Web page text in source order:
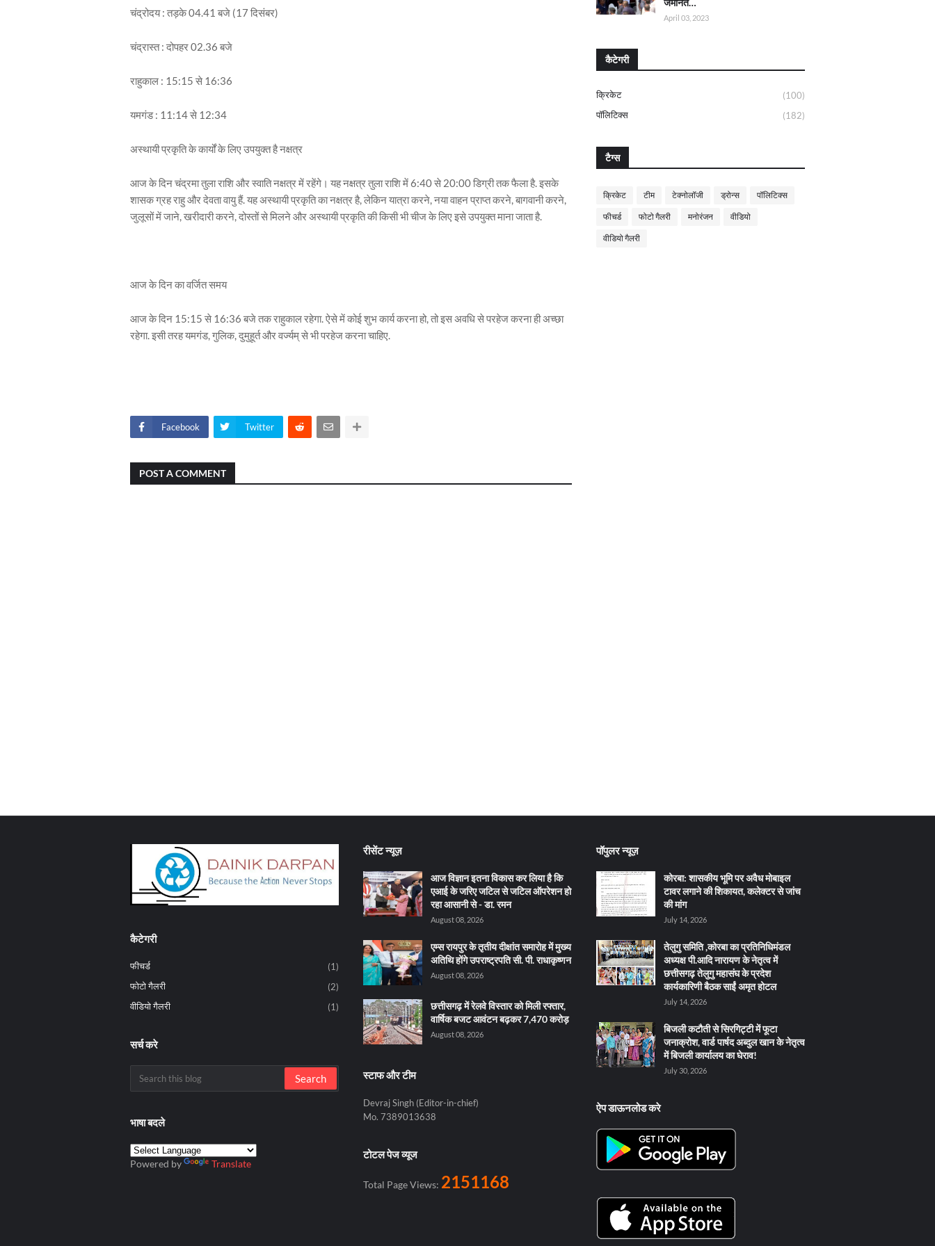
चंद्रोदय : तड़के 04.41 बजे (17 दिसंबर)
चंद्रास्त : दोपहर 02.36 बजे
राहुकाल : 15:15 से 16:36
यमगंड : 11:14 से 12:34
अस्थायी प्रकृति के कार्यों के लिए उपयुक्त है नक्षत्र
आज के दिन चंद्रमा तुला राशि और स्वाति नक्षत्र में रहेंगे। यह नक्षत्र तुला राशि में 6:40 से 20:00 डिग्री तक फैला है. इसके
शासक ग्रह राहु और देवता वायु हैं. यह अस्थायी प्रकृति का नक्षत्र है, लेकिन यात्रा करने, नया वाहन प्राप्त करने, बागवानी करने,
जुलूसों में जाने, खरीदारी करने, दोस्तों से मिलने और अस्थायी प्रकृति की किसी भी चीज के लिए इसे उपयुक्त माना जाता है.
आज के दिन का वर्जित समय
आज के दिन 15:15 से 16:36 बजे तक राहुकाल रहेगा. ऐसे में कोई शुभ कार्य करना हो, तो इस अवधि से परहेज करना ही अच्छा
रहेगा. इसी तरह यमगंड, गुलिक, दुमुहूर्त और वर्ज्यम् से भी परहेज करना चाहिए.
Facebook Twitter
POST A COMMENT
जमानत…
April 03, 2023
कैटेगरी
क्रिकेट
(100)
पॉलिटिक्स
(182)
टैग्स
क्रिकेट टीम टेक्नोलॉजी ड्रोन्स पॉलिटिक्स
फीचर्ड फोटो गैलरी मनोरंजन वीडियो
वीडियो गैलरी
कैटेगरी
फीचर्ड
(1)
फोटो गैलरी
(2)
वीडियो गैलरी
(1)
सर्च करे
भाषा बदले
Powered by Translate
रीसेंट न्यूज़
आज विज्ञान इतना विकास कर लिया है कि
एआई के जरिए जटिल से जटिल ऑपरेशन हो
रहा आसानी से - डा. रमन
August 08, 2026
एम्स रायपुर के तृतीय दीक्षांत समारोह में मुख्य
अतिथि होंगे उपराष्ट्रपति सी. पी. राधाकृष्णन
August 08, 2026
छत्तीसगढ़ में रेलवे विस्तार को मिली रफ्तार,
वार्षिक बजट आवंटन बढ़कर 7,470 करोड़
August 08, 2026
स्टाफ और टीम
Devraj Singh (Editor-in-chief)
Mo. 7389013638
टोटल पेज व्यूज
Total Page Views: 2151168
पॉपुलर न्यूज़
कोरबा: शासकीय भूमि पर अवैध मोबाइल
टावर लगाने की शिकायत, कलेक्टर से जांच
की मांग
July 14, 2026
तेलुगु समिति ,कोरबा का प्रतिनिधिमंडल
अध्यक्ष पी.आदि नारायण के नेतृत्व में
छत्तीसगढ़ तेलुगु महासंघ के प्रदेश
कार्यकारिणी बैठक साईं अमृत होटल
July 14, 2026
बिजली कटौती से सिरगिट्टी में फूटा
जनाक्रोश, वार्ड पार्षद अब्दुल खान के नेतृत्व
में बिजली कार्यालय का घेराव!
July 30, 2026
ऐप डाऊनलोड करे